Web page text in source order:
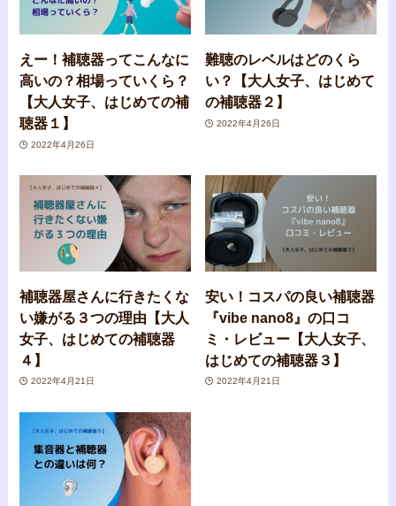
えー！補聴器ってこんなに
高いの？相場っていくら？
【大人女子、はじめての補
聴器１】
2022年4月26日
難聴のレベルはどのくら
い？【大人女子、はじめて
の補聴器２】
2022年4月26日
補聴器屋さんに行きたくな
い嫌がる３つの理由【大人
女子、はじめての補聴器
４】
2022年4月21日
安い！コスパの良い補聴器
『vibe nano8』の口コ
ミ・レビュー【大人女子、
はじめての補聴器３】
2022年4月21日